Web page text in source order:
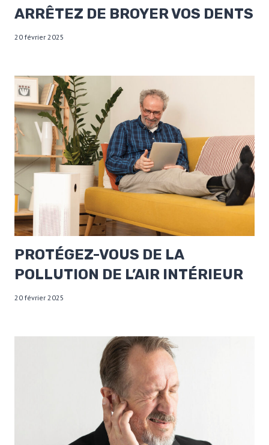
ARRÊTEZ DE BROYER VOS DENTS
20 février 2025
PROTÉGEZ-VOUS DE LA
POLLUTION DE L’AIR INTÉRIEUR
20 février 2025